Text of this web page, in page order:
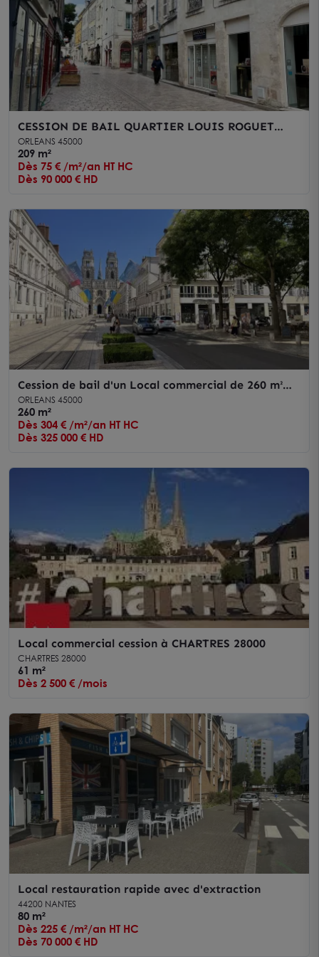
CESSION DE BAIL QUARTIER LOUIS ROGUET
EMPLACEMENT D'ANGLE
ORLEANS 45000
209 m²
Dès 75 € /m²/an HT HC
Dès 90 000 € HD
Cession de bail d'un Local commercial de 260 m²
dans l'hyper-centre d'Orléans.
ORLEANS 45000
260 m²
Dès 304 € /m²/an HT HC
Dès 325 000 € HD
Local commercial cession à CHARTRES 28000
CHARTRES 28000
61 m²
Dès 2 500 € /mois
Local restauration rapide avec d'extraction
44200 NANTES
80 m²
Dès 225 € /m²/an HT HC
Dès 70 000 € HD